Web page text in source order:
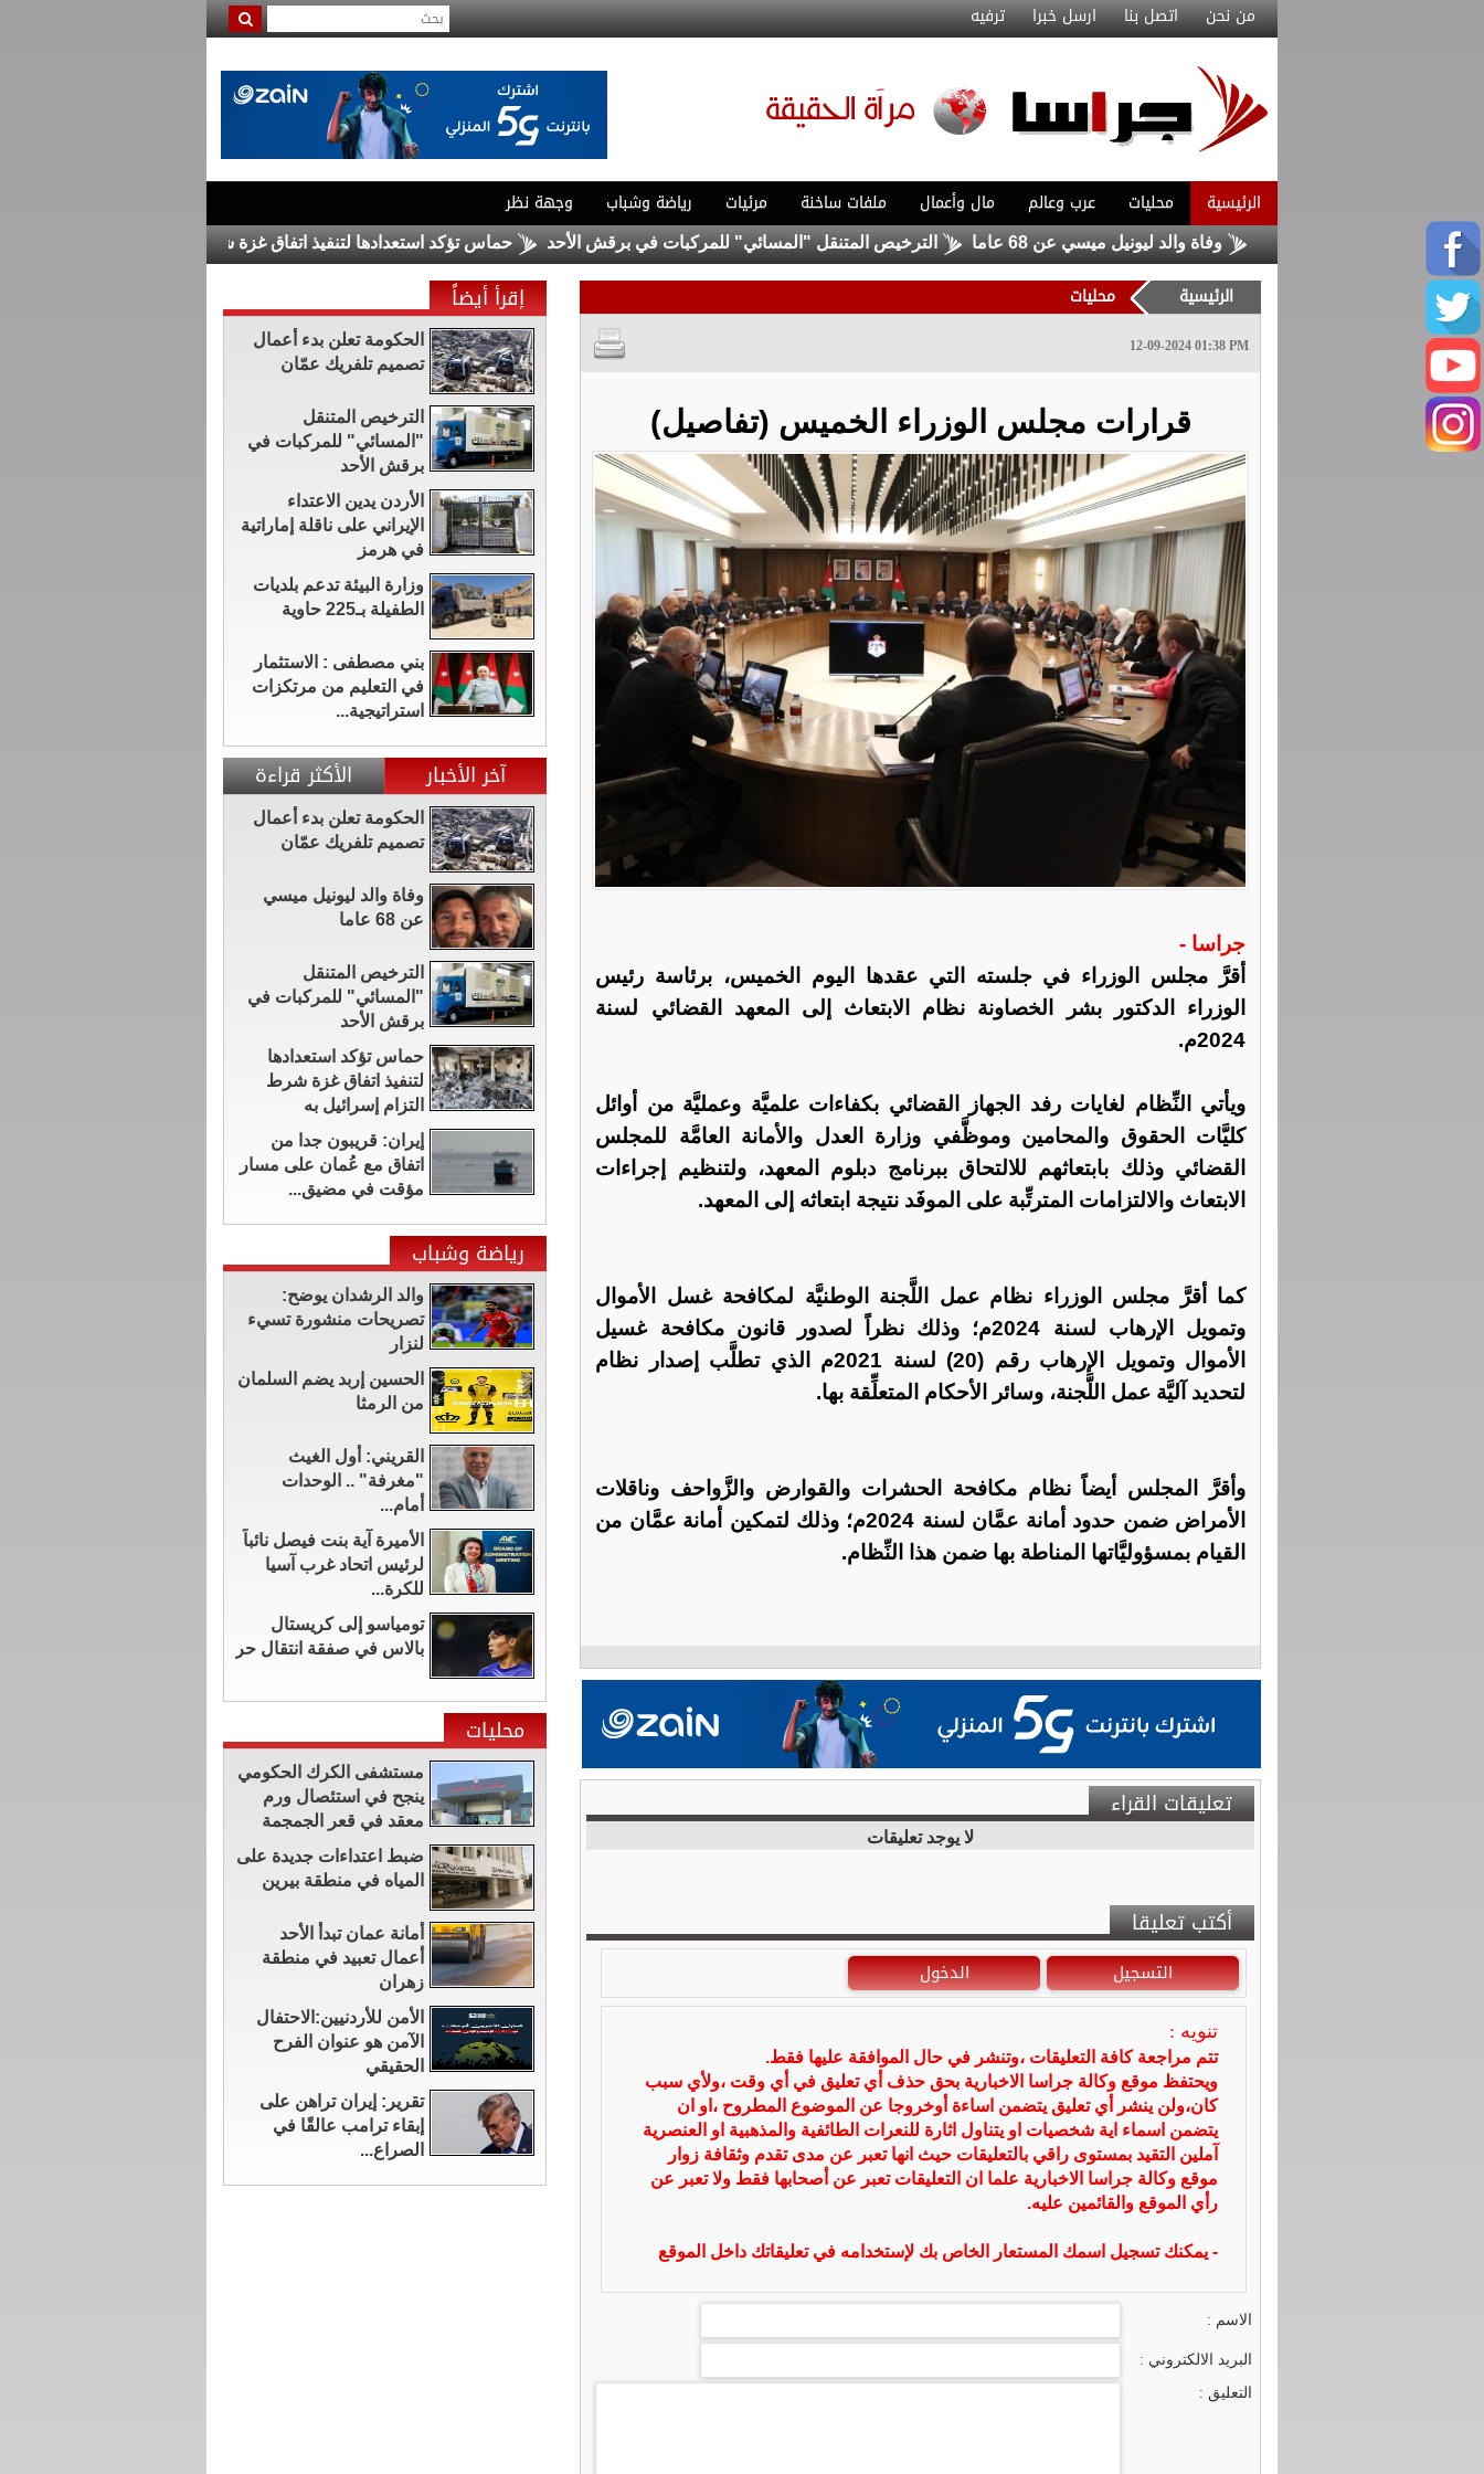
من نحن اتصل بنا ارسل خبرا ترفيه
الرئيسية محليات عرب وعالم مال وأعمال ملفات ساخنة مرئيات رياضة وشباب وجهة نظر
تصميم تلفريك عمّان وفاة والد ليونيل ميسي عن 68 عاما الترخيص المتنقل "المسائي" للمركبات في برقش الأحد حماس تؤكد استعدادها لتنفيذ اتفاق غزة شرط التزام إسرائيل به
الرئيسية محليات
12-09-2024 01:38 PM
قرارات مجلس الوزراء الخميس (تفاصيل)
جراسا -
أقرَّ مجلس الوزراء في جلسته التي عقدها اليوم الخميس، برئاسة رئيس
الوزراء الدكتور بشر الخصاونة نظام الابتعاث إلى المعهد القضائي لسنة
2024م.
ويأتي النِّظام لغايات رفد الجهاز القضائي بكفاءات علميَّة وعمليَّة من أوائل
كليَّات الحقوق والمحامين وموظَّفي وزارة العدل والأمانة العامَّة للمجلس
القضائي وذلك بابتعاثهم للالتحاق ببرنامج دبلوم المعهد، ولتنظيم إجراءات
الابتعاث والالتزامات المترتِّبة على الموفَد نتيجة ابتعاثه إلى المعهد.
كما أقرَّ مجلس الوزراء نظام عمل اللَّجنة الوطنيَّة لمكافحة غسل الأموال
وتمويل الإرهاب لسنة 2024م؛ وذلك نظراً لصدور قانون مكافحة غسيل
الأموال وتمويل الإرهاب رقم (20) لسنة 2021م الذي تطلَّب إصدار نظام
لتحديد آليَّة عمل اللَّجنة، وسائر الأحكام المتعلِّقة بها.
وأقرَّ المجلس أيضاً نظام مكافحة الحشرات والقوارض والزَّواحف وناقلات
الأمراض ضمن حدود أمانة عمَّان لسنة 2024م؛ وذلك لتمكين أمانة عمَّان من
القيام بمسؤوليَّاتها المناطة بها ضمن هذا النِّظام.
تعليقات القراء
لا يوجد تعليقات
أكتب تعليقا
التسجيل الدخول
تنويه :
تتم مراجعة كافة التعليقات ،وتنشر في حال الموافقة عليها فقط.
ويحتفظ موقع وكالة جراسا الاخبارية بحق حذف أي تعليق في أي وقت ،ولأي سبب
كان،ولن ينشر أي تعليق يتضمن اساءة أوخروجا عن الموضوع المطروح ،او ان
يتضمن اسماء اية شخصيات او يتناول اثارة للنعرات الطائفية والمذهبية او العنصرية
آملين التقيد بمستوى راقي بالتعليقات حيث انها تعبر عن مدى تقدم وثقافة زوار
موقع وكالة جراسا الاخبارية علما ان التعليقات تعبر عن أصحابها فقط ولا تعبر عن
رأي الموقع والقائمين عليه.
- يمكنك تسجيل اسمك المستعار الخاص بك لإستخدامه في تعليقاتك داخل الموقع
الاسم :
البريد الالكتروني :
التعليق :
إقرأ أيضاً
الحكومة تعلن بدء أعمال
تصميم تلفريك عمّان
الترخيص المتنقل
"المسائي" للمركبات في
برقش الأحد
الأردن يدين الاعتداء
الإيراني على ناقلة إماراتية
في هرمز
وزارة البيئة تدعم بلديات
الطفيلة بـ225 حاوية
بني مصطفى : الاستثمار
في التعليم من مرتكزات
استراتيجية...
آخر الأخبار الأكثر قراءة
الحكومة تعلن بدء أعمال
تصميم تلفريك عمّان
وفاة والد ليونيل ميسي
عن 68 عاما
الترخيص المتنقل
"المسائي" للمركبات في
برقش الأحد
حماس تؤكد استعدادها
لتنفيذ اتفاق غزة شرط
التزام إسرائيل به
إيران: قريبون جدا من
اتفاق مع عُمان على مسار
مؤقت في مضيق...
رياضة وشباب
والد الرشدان يوضح:
تصريحات منشورة تسيء
لنزار
الحسين إربد يضم السلمان
من الرمثا
القريني: أول الغيث
"مغرفة" .. الوحدات
أمام...
الأميرة آية بنت فيصل نائباً
لرئيس اتحاد غرب آسيا
للكرة...
تومياسو إلى كريستال
بالاس في صفقة انتقال حر
محليات
مستشفى الكرك الحكومي
ينجح في استئصال ورم
معقد في قعر الجمجمة
ضبط اعتداءات جديدة على
المياه في منطقة بيرين
أمانة عمان تبدأ الأحد
أعمال تعبيد في منطقة
زهران
الأمن للأردنيين:الاحتفال
الآمن هو عنوان الفرح
الحقيقي
تقرير: إيران تراهن على
إبقاء ترامب عالقًا في
الصراع...